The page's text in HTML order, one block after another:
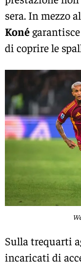
sera. In mezzo
Koné
di coprire le
Sulla trequarti
incaricati di